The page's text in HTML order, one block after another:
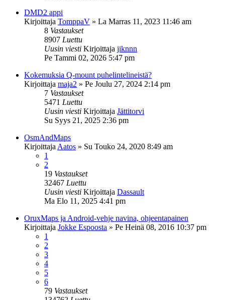
DMD2 appi
Kirjoittaja TomppaV » La Marras 11, 2023 11:46 am
8 Vastaukset
8907 Luettu
Uusin viesti Kirjoittaja jiknnn
Pe Tammi 02, 2026 5:47 pm
Kokemuksia Q-mount puhelintelineistä?
Kirjoittaja maja2 » Pe Joulu 27, 2024 2:14 pm
7 Vastaukset
5471 Luettu
Uusin viesti Kirjoittaja Jättitorvi
Su Syys 21, 2025 2:36 pm
OsmAndMaps
Kirjoittaja Aatos » Su Touko 24, 2020 8:49 am
1
2
19 Vastaukset
32467 Luettu
Uusin viesti Kirjoittaja Dassault
Ma Elo 11, 2025 4:41 pm
OruxMaps ja Android-vehje navina, ohjeentapainen
Kirjoittaja Jokke Espoosta » Pe Heinä 08, 2016 10:37 pm
1
2
3
4
5
6
79 Vastaukset